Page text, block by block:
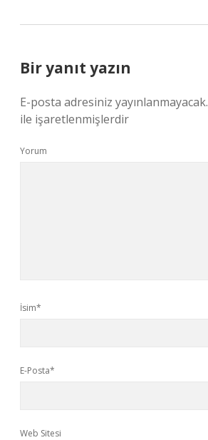
Bir yanıt yazın
E-posta adresiniz yayınlanmayacak.
ile işaretlenmişlerdir
Yorum
İsim*
E-Posta*
Web Sitesi